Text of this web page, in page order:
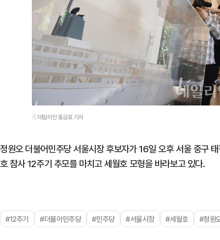
ⓒ데일리안 홍금표 기자
정원오 더불어민주당 서울시장 후보자가 16일 오후 서울 중구
호 참사 12주기 추모를 마치고 세월호 모형을 바라보고 있다.
#12주기 #더불어민주당 #민주당 #서울시장 #세월호 #정원